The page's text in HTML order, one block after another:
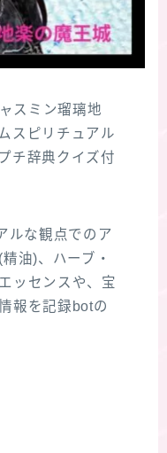
スミン瑠璃地
スピリチュアル
チ辞典クイズ付
ルな観点でのア
油)、ハーブ・
ッセンスや、宝
報を記録botの